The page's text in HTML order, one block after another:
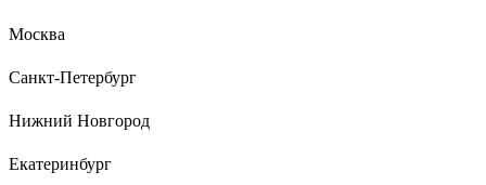
Рус Й.
отличное средство инвестиций, приятно тешит самолюбие,
соседних гаражей горят завистью
Москва
Санкт-Петербург
Нижний Новгород
Екатеринбург